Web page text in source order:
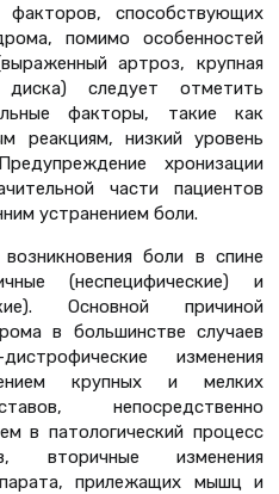
факторов, способствующих
помимо особенностей
артроз, крупная
следует отметить
факторы, такие как
реакциям, низкий уровень
хронизации
части пациентов
устранением боли.
боли в спине
(неспецифические) и
Основной причиной
в большинстве случаев
изменения
крупных и мелких
непосредственно
в патологический процесс
вторичные изменения
прилежащих мышц и